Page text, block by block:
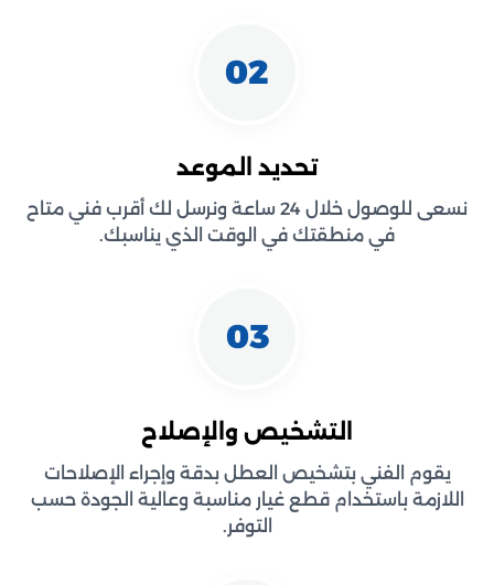
02
تحديد الموعد
نسعى للوصول خلال 24 ساعة ونرسل لك أقرب فني متاح
في منطقتك في الوقت الذي يناسبك.
03
التشخيص والإصلاح
يقوم الفني بتشخيص العطل بدقة وإجراء الإصلاحات
اللازمة باستخدام قطع غيار مناسبة وعالية الجودة حسب
التوفر.